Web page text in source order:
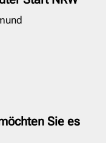
Sie es